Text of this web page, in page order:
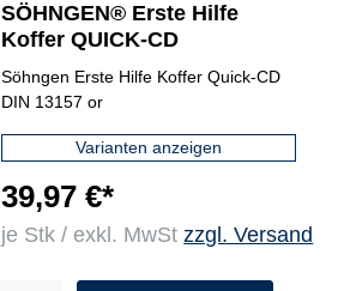
SÖHNGEN® Erste Hilfe
Koffer QUICK-CD
Söhngen Erste Hilfe Koffer Quick-CD
DIN 13157 or
Varianten anzeigen
39,97 €*
je Stk / exkl. MwStzzgl. Versand